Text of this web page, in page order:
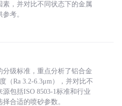
，并对比不同状态下的金属
考。
级标准，重点分析了铝合金
（Ra 3.2-6.3μm），并对比不
包括ISO 8503-1标准和行业
合适的喷砂参数。